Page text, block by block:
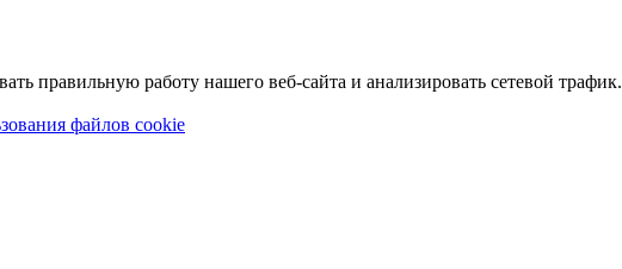
правильную работу нашего веб-сайта и анализировать сетевой трафик.
файлов cookie